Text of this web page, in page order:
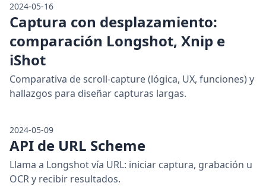
2024-05-16
Captura con desplazamiento:
comparación Longshot, Xnip e
iShot
Comparativa de scroll-capture (lógica, UX, funciones) y
hallazgos para diseñar capturas largas.
2024-05-09
API de URL Scheme
Llama a Longshot vía URL: iniciar captura, grabación u
OCR y recibir resultados.